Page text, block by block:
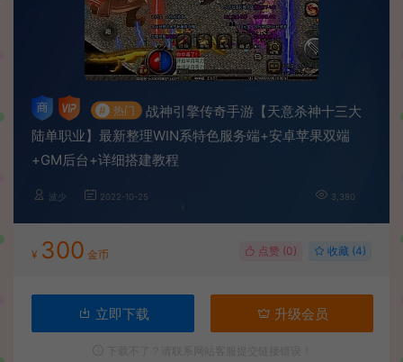
# 热门
战神引擎传奇手游【天意杀神十三大
陆单职业】最新整理WIN系特色服务端+安卓苹果双端
+GM后台+详细搭建教程
波少 2022-10-25 3,380
¥ 300 金币 点赞 (0) 收藏 (4)
立即下载 升级会员